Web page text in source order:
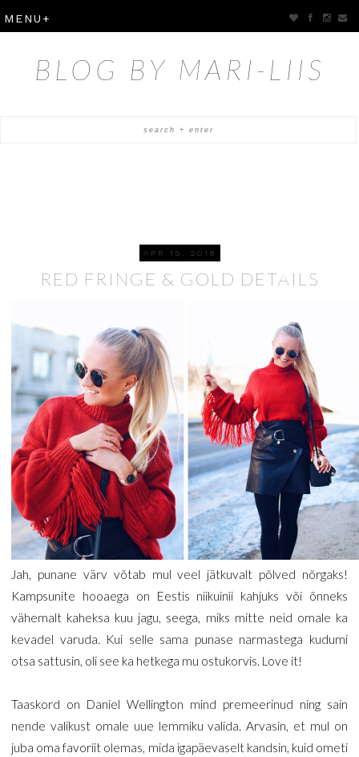
BLOG BY MARI-LIIS
APR 15, 2018
RED FRINGE & GOLD DETAILS
Jah, punane värv võtab mul veel jätkuvalt põlved nõrgaks!
Kampsunite hooaega on Eestis niikuinii kahjuks või õnneks
vähemalt kaheksa kuu jagu, seega, miks mitte neid omale ka
kevadel varuda. Kui selle sama punase narmastega kudumi
otsa sattusin, oli see ka hetkega mu ostukorvis. Love it!
Taaskord on Daniel Wellington mind premeerinud ning sain
nende valikust omale uue lemmiku valida. Arvasin, et mul on
juba oma favoriit olemas, mida igapäevaselt kandsin, kuid ometi